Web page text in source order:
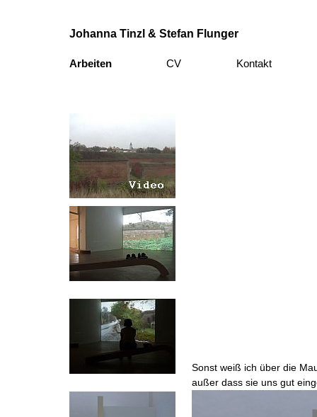
Johanna Tinzl & Stefan Flunger
Arbeiten CV Kontakt
Sonst weiß ich über die
außer dass sie uns gut